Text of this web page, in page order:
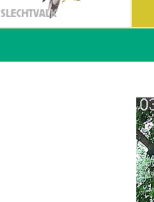
SLECHTVALK